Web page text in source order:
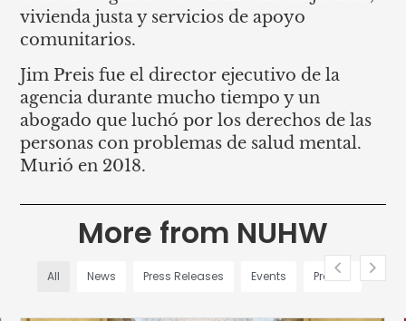
vivienda justa y servicios de apoyo
comunitarios.
Jim Preis fue el director ejecutivo de la
agencia durante mucho tiempo y un
abogado que luchó por los derechos de las
personas con problemas de salud mental.
Murió en 2018.
More from NUHW
All News Press Releases Events Profiles